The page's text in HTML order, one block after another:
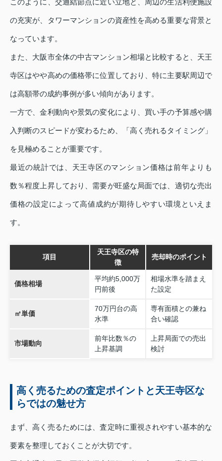
このように、交通結節点に近い立地と、周辺の生活利便施設
の充実が、タワーマンションの資産性を高める重要な背景と
なっています。
また、大阪市全体の中古マンション相場と比較すると、天王
寺区はやや高めの価格帯に位置しており、特に主要駅周辺で
は高額帯の成約事例が多い傾向があります。
一方で、金利動向や景気の変化により、買い手の予算感や購
入判断のスピードが変わるため、「高く売れるタイミング」
を見極めることが重要です。
最近の統計では、天王寺区のマンション価格は前年よりも
数％程度上昇しており、需要が旺盛な局面では、適切な売出
価格の設定によって高値成約が期待しやすい環境といえま
す。
項目
天王寺区の特
徴
売却時のポイント
価格相場
平均約5,000万
円前後
相場水準を踏まえ
た設定
㎡単価
70万円台の高
水準
専有面積との兼ね
合い確認
市場動向
前年比数％の
上昇基調
上昇局面での売出
検討
高く売るための査定ポイントと天王寺区な
らではの魅せ方
まず、高く売るためには、査定時に重視されやすい基本的な
要素を整理しておくことが大切です。